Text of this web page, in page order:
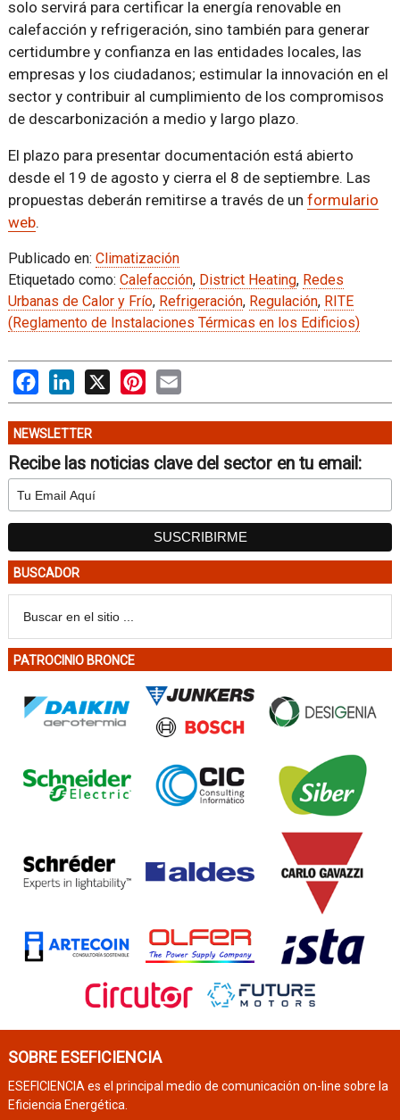
solo servirá para certificar la energía renovable en
calefacción y refrigeración, sino también para generar
certidumbre y confianza en las entidades locales, las
empresas y los ciudadanos; estimular la innovación en el
sector y contribuir al cumplimiento de los compromisos
de descarbonización a medio y largo plazo.
El plazo para presentar documentación está abierto
desde el 19 de agosto y cierra el 8 de septiembre. Las
propuestas deberán remitirse a través de un formulario
web.
Publicado en: Climatización
Etiquetado como: Calefacción, District Heating, Redes
Urbanas de Calor y Frío, Refrigeración, Regulación, RITE
(Reglamento de Instalaciones Térmicas en los Edificios)
FacebookLinkedIn
X PinterestEmail
NEWSLETTER
Recibe las noticias clave del sector en tu email:
BUSCADOR
PATROCINIO BRONCE
SOBRE ESEFICIENCIA
ESEFICIENCIA es el principal medio de comunicación on-line sobre la
Eficiencia Energética.